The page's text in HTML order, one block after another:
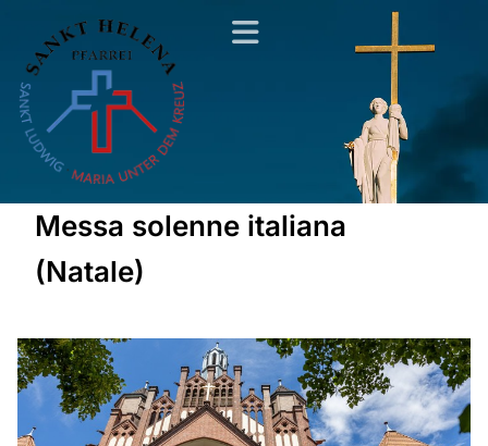
Messa solenne italiana
(Natale)